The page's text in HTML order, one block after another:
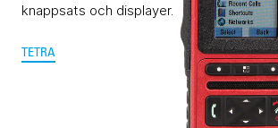
knappsats och displayer.
TETRA